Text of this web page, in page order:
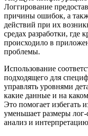
Логгирование
причины ошибок, а
действий при их
средах разработки, где
происходило в
проблемы.
Использование
подходящего для
управлять уровнями
какие данные и на
Это помогает избегать
уменьшает размеры
анализ и